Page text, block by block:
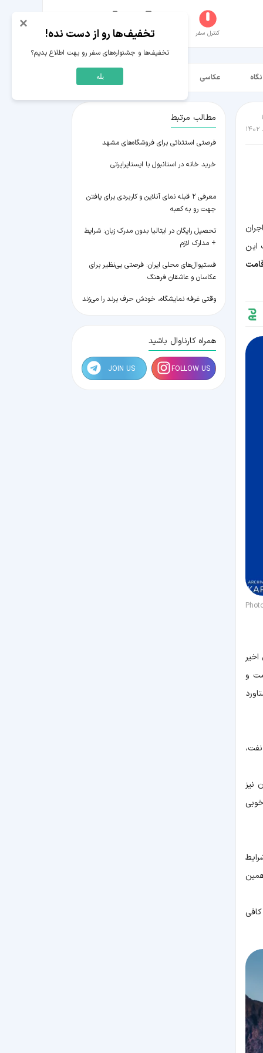
کنترل سفر عکاسخانه سفر‌های من حساب کاربری
عکاسی
این
و
نیز
همین
مطالب مرتبط
فرصتی استثنائی برای فروشگاه‌های مشهد
خرید خانه در استانبول با ایستاپراپرتی
معرفی ۲ قبله نمای آنلاین و کاربردی برای یافتن
جهت رو به کعبه
تحصیل رایگان در ایتالیا بدون مدرک زبان: شرایط
+ مدارک لازم
فستیوال‌های محلی ایران: فرصتی بی‌نظیر برای
عکاسان و عاشقان فرهنگ
وقتی غرفه نمایشگاه، خودش حرف برند را می‌زند
همراه کارناوال باشید
FOLLOW US
JOIN US
×
تخفیف‌ها رو از دست نده!
تخفیف‌ها و جشنواره‌های سفر رو بهت اطلاع بدیم؟
بله